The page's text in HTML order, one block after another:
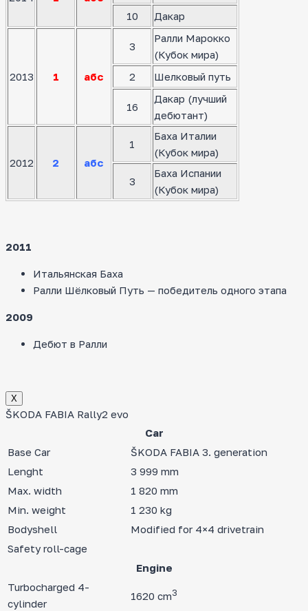
10
Дакар
2013 1 абс
3
Ралли Марокко
(Кубок мира)
2
Шелковый путь
16
Дакар (лучший
дебютант)
2012 2 абс
1
Баха Италии
(Кубок мира)
3
Баха Испании
(Кубок мира)
2011
Итальянская Баха
Ралли Шёлковый Путь — победитель одного этапа
2009
Дебют в Ралли
Х
ŠKODA FABIA Rally2 evo
Car
Base Car
ŠKODA FABIA 3. generation
Lenght
3 999 mm
Max. width
1 820 mm
Min. weight
1 230 kg
Bodyshell
Modified for 4×4 drivetrain
Safety roll-cage
Engine
Turbocharged 4-
cylinder
1620 cm3